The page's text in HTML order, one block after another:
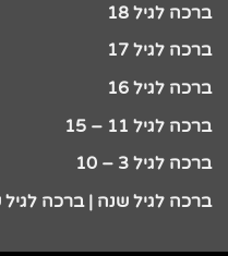
ברכה לגיל 18
ברכה לגיל 17
ברכה לגיל 16
ברכה לגיל 11 – 15
ברכה לגיל 3 – 10
ברכה לגיל שנה | ברכה לגיל